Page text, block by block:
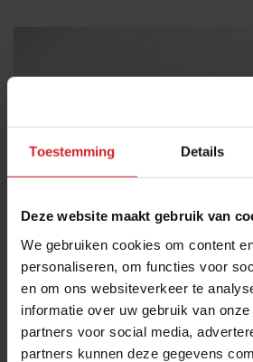
Toestemming Details
Deze website maakt gebruik van
We gebruiken cookies om content
personaliseren, om functies voor
en om ons websiteverkeer te
informatie over uw gebruik van
partners voor social media,
partners kunnen deze gegevens
Haantje de voorste